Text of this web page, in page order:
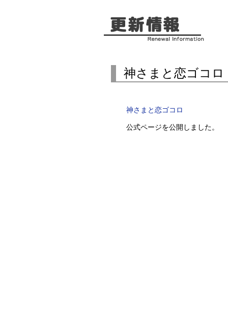
神さまと恋ゴコ
神さまと恋ゴコロ
公式ページを公開しました。